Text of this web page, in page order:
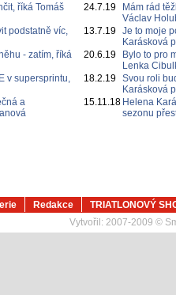
říká Tomáš
podstatně víc,
- zatím, říká
v supersprintu,
a
24.7.19
Mám rád
Václav
13.7.19
Je to moje
Karásková
20.6.19
Bylo to pro
Lenka
18.2.19
Svou roli
Karásková
15.11.18 Helena
sezonu
Redakce
TRIATLONOVÝ
Vytvořil: 2007-2009 ©